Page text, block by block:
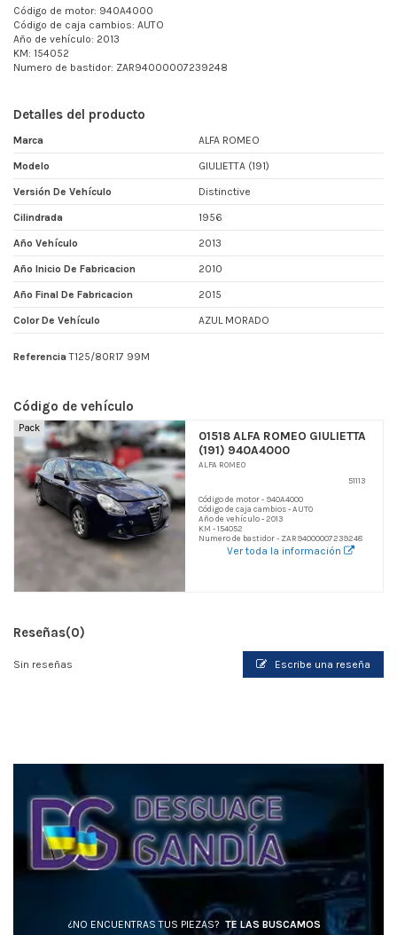
Código de motor: 940A4000
Código de caja cambios: AUTO
Año de vehículo: 2013
KM: 154052
Numero de bastidor: ZAR94000007239248
Detalles del producto
Marca ALFA ROMEO
Modelo GIULIETTA (191)
Versión De Vehículo Distinctive
Cilindrada 1956
Año Vehículo 2013
Año Inicio De Fabricacion 2010
Año Final De Fabricacion 2015
Color De Vehículo AZUL MORADO
Referencia T125/80R17 99M
Código de vehículo
Pack
01518 ALFA ROMEO GIULIETTA
(191) 940A4000
ALFA ROMEO
51113
Código de motor - 940A4000
Código de caja cambios - AUTO
Año de vehículo - 2013
KM - 154052
Numero de bastidor - ZAR94000007239248
Ver toda la información
Reseñas(0)
Sin reseñas Escribe una reseña
¿NO ENCUENTRAS TUS PIEZAS? TE LAS BUSCAMOS